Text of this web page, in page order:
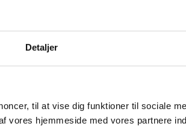
Detaljer
til at vise dig funktioner til sociale
vores hjemmeside med vores partnere
Jonas Wagell for Wendelbo.
pulverlakeret aluminimum. Mål. B. 110
Lignende varer